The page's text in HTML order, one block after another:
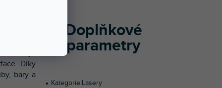
a
Díky
bary a
Doplňkové
parametry
Kategorie:Lasery